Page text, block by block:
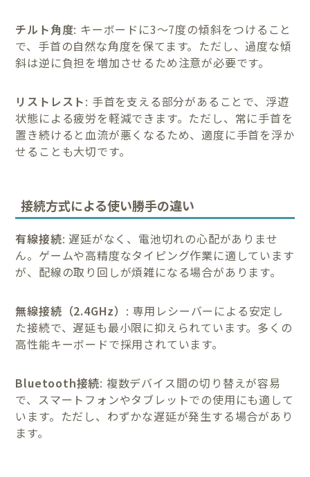
チルト角度: キーボードに3〜7度の傾斜をつけること
で、手首の自然な角度を保てます。ただし、過度な傾
斜は逆に負担を増加させるため注意が必要です。
リストレスト: 手首を支える部分があることで、浮遊
状態による疲労を軽減できます。ただし、常に手首を
置き続けると血流が悪くなるため、適度に手首を浮か
せることも大切です。
接続方式による使い勝手の違い
有線接続: 遅延がなく、電池切れの心配がありませ
ん。ゲームや高精度なタイピング作業に適しています
が、配線の取り回しが煩雑になる場合があります。
無線接続（2.4GHz） : 専用レシーバーによる安定し
た接続で、遅延も最小限に抑えられています。多くの
高性能キーボードで採用されています。
Bluetooth接続: 複数デバイス間の切り替えが容易
で、スマートフォンやタブレットでの使用にも適して
います。ただし、わずかな遅延が発生する場合があり
ます。